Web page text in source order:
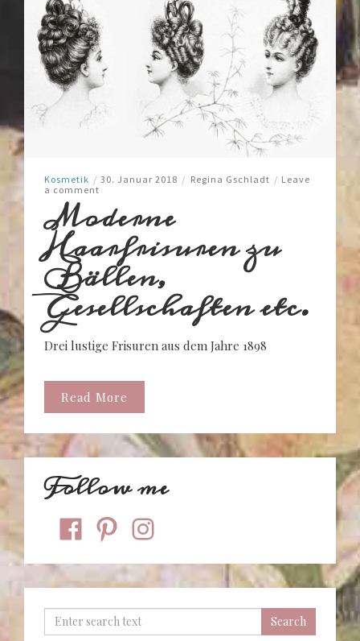
Kosmetik / 30. Januar 2018 / Regina Gschladt / Leave
a comment
Moderne
Haarfrisuren zu
Bällen,
Gesellschaften etc.
Drei lustige Frisuren aus dem Jahre 1898
Read More
Follow me
facebookpinterestinstagram